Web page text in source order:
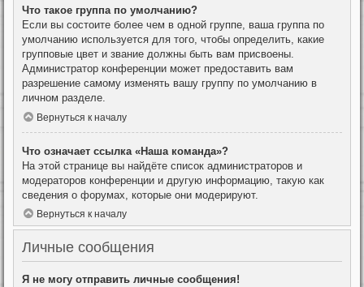
Что такое группа по умолчанию?
Если вы состоите более чем в одной группе, ваша группа по
умолчанию используется для того, чтобы определить, какие
групповые цвет и звание должны быть вам присвоены.
Администратор конференции может предоставить вам
разрешение самому изменять вашу группу по умолчанию в
личном разделе.
Вернуться к началу
Что означает ссылка «Наша команда»?
На этой странице вы найдёте список администраторов и
модераторов конференции и другую информацию, такую как
сведения о форумах, которые они модерируют.
Вернуться к началу
Личные сообщения
Я не могу отправить личные сообщения!